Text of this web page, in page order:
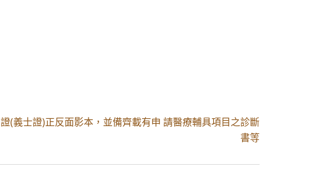
(義士證)正反面影本，並備齊載有申 請醫療輔具項目之診斷
書等